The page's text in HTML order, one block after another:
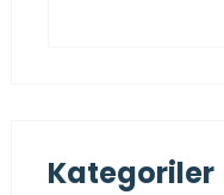
Kategoriler